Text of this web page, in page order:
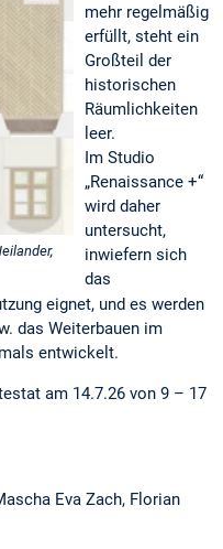
mehr regelmäßig
erfüllt, steht ein
Großteil der
historischen
Räumlichkeiten
leer.
Im Studio
„Renaissance +“
wird daher
untersucht,
inwiefern sich
das
eignet, und es werden
das Weiterbauen im
entwickelt.
am 14.7.26 von 9 – 17
Eva Zach, Florian